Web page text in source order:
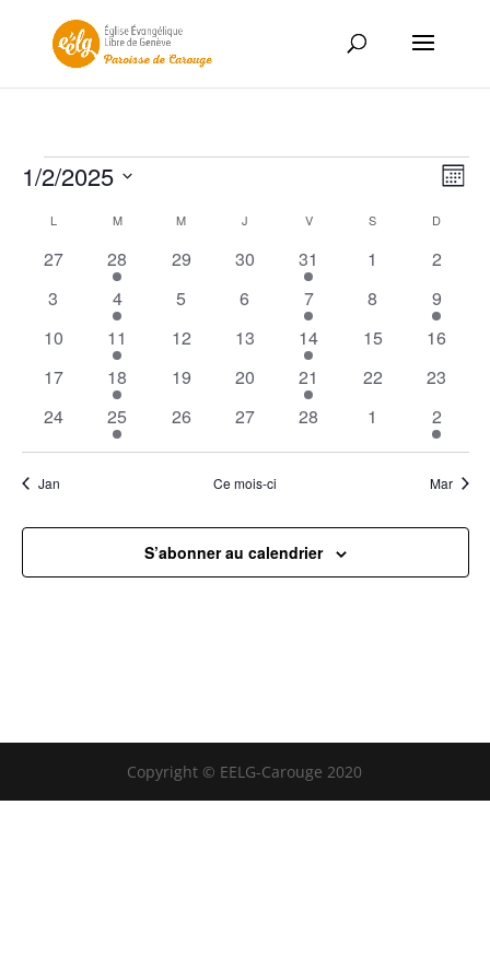
Évènements de
Mois
1/2/2025
date.
Calendrier
de
Évènements
L MMARDI M MERCREDI
J VVENDREDIS D
0
évènements
27
1
évènement
28
0
29
0
évènements
30
1
évènement
31
0
1
0
2
0
évènements
3
2
évènements
4
0
5
0
évènements
6
1
évènement
7
0
évènements
8
1
9
0
évènements
10
1
évènement
11
0
12
0
évènements
13
1
évènement
14
0
15
0
16
0
évènements
17
1
évènement
18
0
19
0
évènements
20
2
évènements
21
0
22
0
23
0
évènements
24
1
évènement
25
0
26
0
27
0
28
0
évènements
1
1
2
Jan Ce mois-ci Mar
S’abonner au calendrier
Copyright © EELG-Carouge 2020